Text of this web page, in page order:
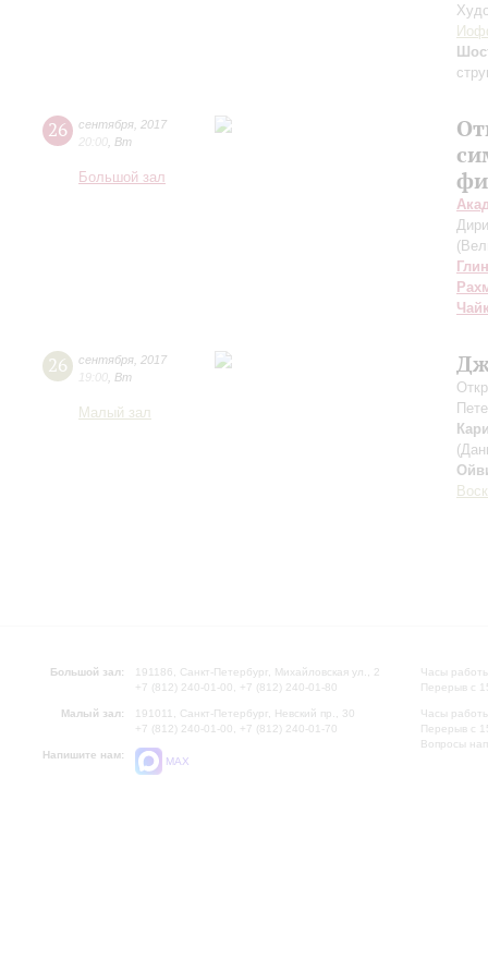
26 сентября 2017
20:00 Вт
Большой зал
26 сентября 2017
19:00 Вт
Малый зал
Большой зал:
191186, Санкт-Петербург, Михайловская ул., 2
+7 (812) 240-01-00, +7 (812) 240-01-80
Малый зал:
191011, Санкт-Петербург, Невский пр., 30
+7 (812) 240-01-00, +7 (812) 240-01-70
Напишите нам:
MAX
Часы
Перерыв с
Часы
Перерыв с
Вопросы